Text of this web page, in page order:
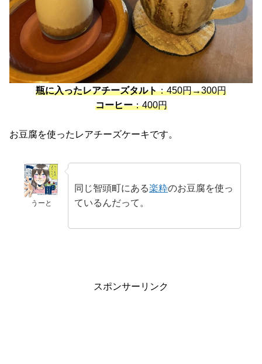
瓶に入ったレアチーズタルト：450円→300円
コーヒー：400円
お豆腐を使ったレアチーズケーキです。
うーと
同じ智頭町にある楽粋のお豆腐を使っ
ているんだって。
スポンサーリンク